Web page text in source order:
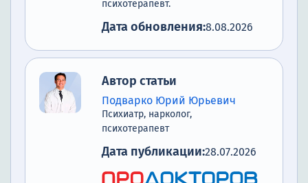
психотерапевт.
Дата обновления:8.08.2026
Автор статьи
Подварко Юрий Юрьевич
Психиатр, нарколог,
психотерапевт
Дата публикации:28.07.2026